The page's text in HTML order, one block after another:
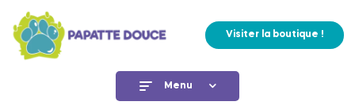
Visiter la boutique !
Menu